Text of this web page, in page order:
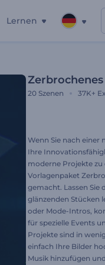
Lernen
Zerbrochenes
20 Szenen 37K+
Wenn Sie nach einer
Ihre
moderne Projekte zu
Vorlagenpaket
gemacht. Lassen Sie
glänzenden Stücken
oder Mode-Intros,
für spezielle Events
Projekte sind in
einfach Ihre Bilder
Musik hinzufügen